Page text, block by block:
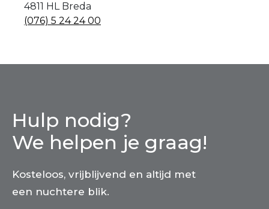
4811 HL Breda
(076) 5 24 24 00
Hulp nodig?
We helpen je graag!
Kosteloos, vrijblijvend en altijd met
een nuchtere blik.